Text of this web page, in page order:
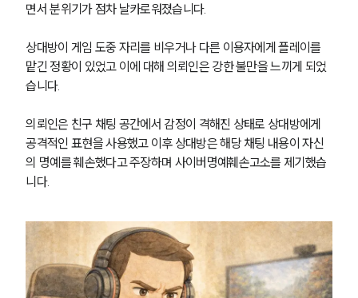
면서 분위기가 점차 날카로워졌습니다.
상대방이 게임 도중 자리를 비우거나 다른 이용자에게 플레이를
맡긴 정황이 있었고 이에 대해 의뢰인은 강한 불만을 느끼게 되었
습니다.
의뢰인은 친구 채팅 공간에서 감정이 격해진 상태로 상대방에게
공격적인 표현을 사용했고 이후 상대방은 해당 채팅 내용이 자신
의 명예를 훼손했다고 주장하며 사이버명예훼손고소를 제기했습
니다.